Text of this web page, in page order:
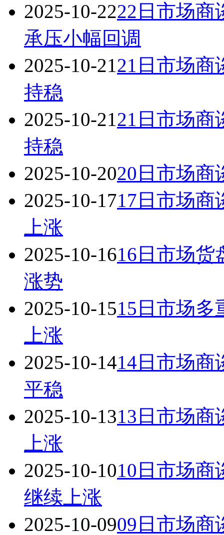
2025-10-2222日市场商
承压小幅回调
2025-10-2121日市场商
持稳
2025-10-2121日市场商
持稳
2025-10-2020日市场商
2025-10-1717日市场商
上涨
2025-10-1616日市场货
涨势
2025-10-1515日市场多
上涨
2025-10-1414日市场商
平稳
2025-10-1313日市场商
上涨
2025-10-1010日市场商
继续上涨
2025-10-0909日市场商